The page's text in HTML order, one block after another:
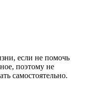
если не помочь
поэтому не
самостоятельно.